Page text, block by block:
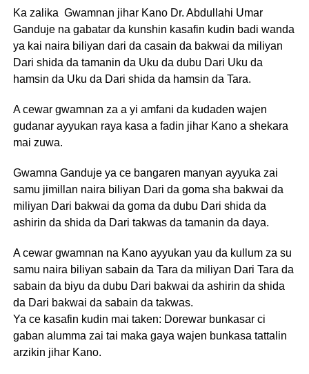
Ka zalika Gwamnan jihar Kano Dr. Abdullahi Umar
Ganduje na gabatar da kunshin kasafin kudin badi wanda
ya kai naira biliyan dari da casain da bakwai da miliyan
Dari shida da tamanin da Uku da dubu Dari Uku da
hamsin da Uku da Dari shida da hamsin da Tara.
A cewar gwamnan za a yi amfani da kudaden wajen
gudanar ayyukan raya kasa a fadin jihar Kano a shekara
mai zuwa.
Gwamna Ganduje ya ce bangaren manyan ayyuka zai
samu jimillan naira biliyan Dari da goma sha bakwai da
miliyan Dari bakwai da goma da dubu Dari shida da
ashirin da shida da Dari takwas da tamanin da daya.
A cewar gwamnan na Kano ayyukan yau da kullum za su
samu naira biliyan sabain da Tara da miliyan Dari Tara da
sabain da biyu da dubu Dari bakwai da ashirin da shida
da Dari bakwai da sabain da takwas.
Ya ce kasafin kudin mai taken: Dorewar bunkasar ci
gaban alumma zai tai maka gaya wajen bunkasa tattalin
arzikin jihar Kano.